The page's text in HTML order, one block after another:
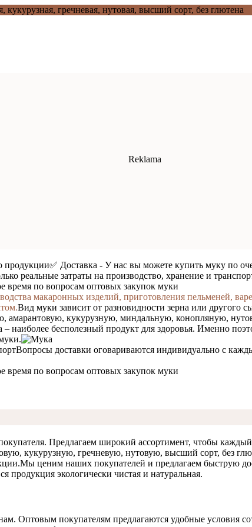
гречневая, нутовая, высший сорт, без глютена
продукции✅ Доставка - У нас вы можете купить муку по
реальные затраты на производство, хранение и
время по вопросам оптовых закупок муки
макаронных изделий, приготовления пельменей,
Вид муки зависит от разновидности зерна или другого
кукурузную, миндальную, конопляную,
наиболее бесполезный продукт для здоровья. Именно
Вопросы доставки оговариваются индивидуально с
время по вопросам оптовых закупок муки
Предлагаем широкий ассортимент, чтобы
кукурузную, гречневую, нутовую, высший сорт, без
Мы ценим наших покупателей и предлагаем быструю
продукция экологически чистая и натуральная.
Оптовым покупателям предлагаются удобные условия